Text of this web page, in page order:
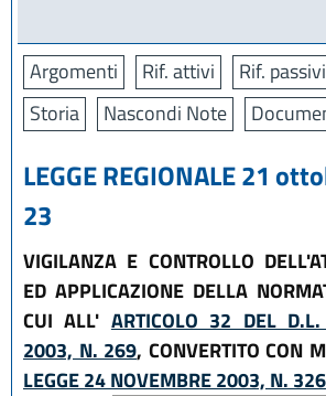
Argomenti Rif. attivi Rif. passivi
Storia
Nascondi Note
LEGGE REGIONALE 21
23
VIGILANZA E CONTROLLO
ED APPLICAZIONE DELLA
CUI ALL' ARTICOLO 32 DEL
2003, N. 269, CONVERTITO CON
LEGGE 24 NOVEMBRE 2003, N. 326